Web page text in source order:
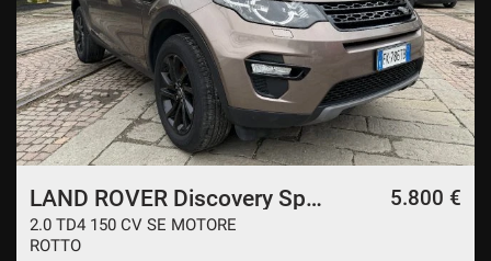
LAND ROVER Discovery Sport
2.0 TD4 150 CV SE MOTORE
ROTTO
5.800 €